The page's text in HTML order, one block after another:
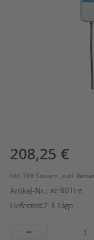
Anfang
Bildergalerie
springen
208,25 €
Inkl. 19% Steuern , exkl.
Artikel-Nr.: xc-801i-e
Lieferzeit:2-3 Tage